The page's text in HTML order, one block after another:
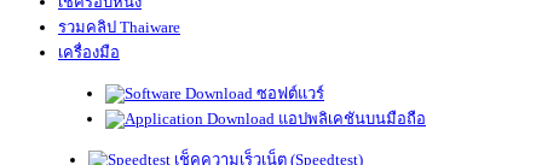
รวมคลิป Thaiware
เครื่องมือ
ซอฟต์แวร์
แอปพลิเคชันบนมือถือ
เช็คความเร็วเน็ต (Speedtest)